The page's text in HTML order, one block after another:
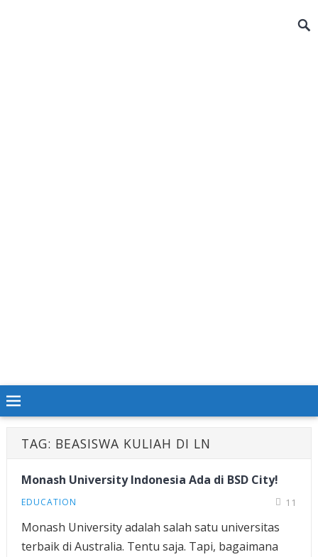
TAG: BEASISWA KULIAH DI LN
Monash University Indonesia Ada di BSD City!
EDUCATION 11
Monash University adalah salah satu universitas
terbaik di Australia. Tentu saja. Tapi, bagaimana